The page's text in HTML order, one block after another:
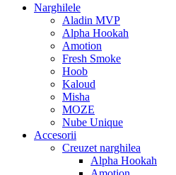
Narghilele
Aladin MVP
Alpha Hookah
Amotion
Fresh Smoke
Hoob
Kaloud
Misha
MOZE
Nube Unique
Accesorii
Creuzet narghilea
Alpha Hookah